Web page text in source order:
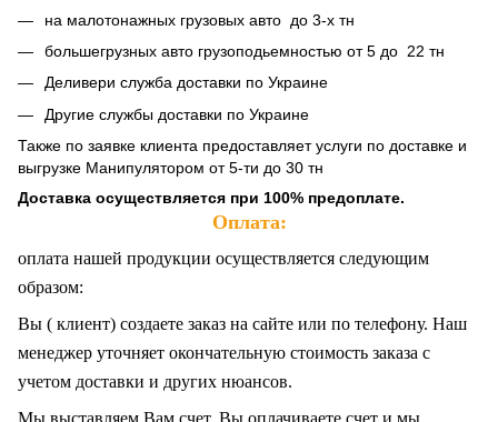
на малотонажных грузовых авто до 3-х тн
большегрузных авто грузоподьемностью от 5 до 22 тн
Деливери служба доставки по Украине
Другие службы доставки по Украине
Также по заявке клиента предоставляет услуги по доставке и
выгрузке Манипулятором от 5-ти до 30 тн
Доставка осуществляется при 100% предоплате.
Оплата:
оплата нашей продукции осуществляется следующим
образом:
Вы ( клиент) создаете заказ на сайте или по телефону. Наш
менеджер уточняет окончательную стоимость заказа с
учетом доставки и других нюансов.